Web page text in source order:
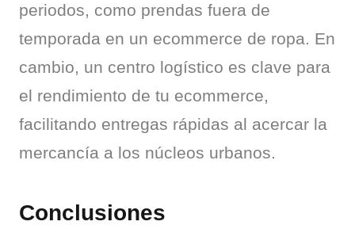
periodos, como prendas fuera de
temporada en un ecommerce de ropa. En
cambio, un centro logístico es clave para
el rendimiento de tu ecommerce,
facilitando entregas rápidas al acercar la
mercancía a los núcleos urbanos.
Conclusiones